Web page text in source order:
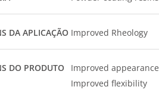
DA APLICAÇÃO Improved Rheology
DO PRODUTO
Improved appearance
Improved flexibility